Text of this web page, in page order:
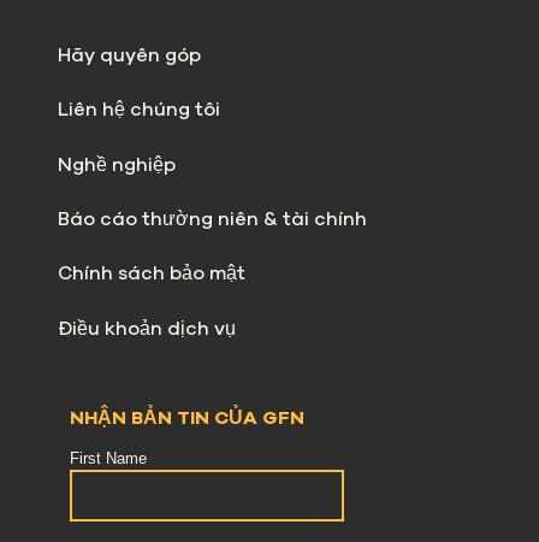
Hãy quyên góp
Liên hệ chúng tôi
Nghề nghiệp
Báo cáo thường niên & tài chính
Chính sách bảo mật
Điều khoản dịch vụ
NHẬN BẢN TIN CỦA GFN